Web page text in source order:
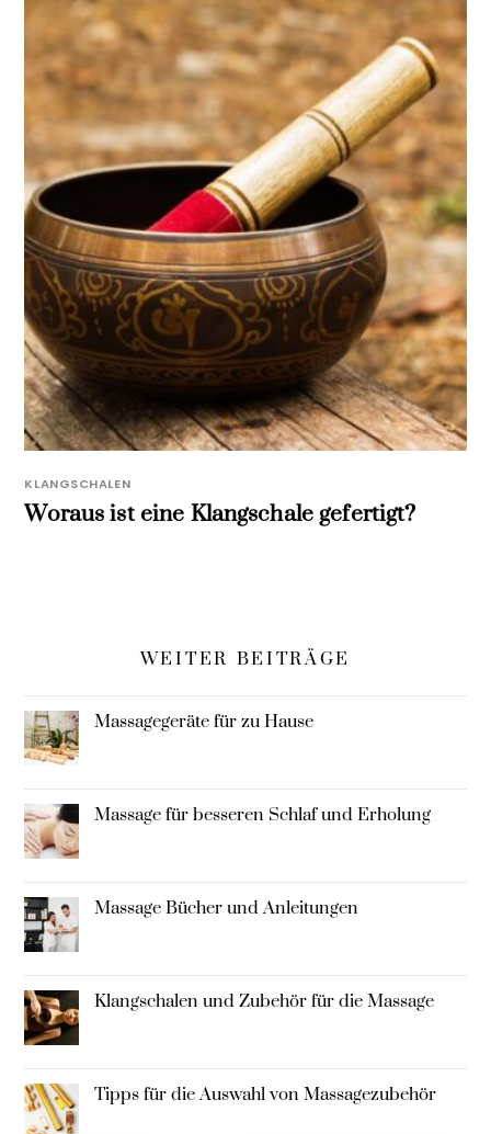
KLANGSCHALEN
Woraus ist eine Klangschale gefertigt?
WEITER BEITRÄGE
Massagegeräte für zu Hause
Massage für besseren Schlaf und Erholung
Massage Bücher und Anleitungen
Klangschalen und Zubehör für die Massage
Tipps für die Auswahl von Massagezubehör